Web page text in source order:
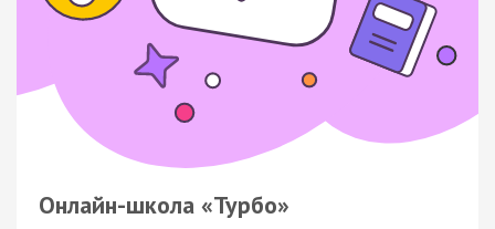
Онлайн-школа «Турбо»